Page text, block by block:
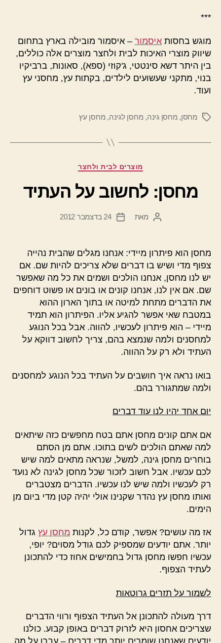
***
מוגש בחסות איסמור – איסמור מובילה בארץ בתחום
שיווק מוצרי האיכות לבית ולחצר מוצרים אלה כוללים,
בין היתר דשא סינטטי, ג'קוזי (ספא), סאונות, ברביקיו
בנוי, מתקני שעשועים לילדים, בקתות עץ, מחסני עץ
ועוד.
תגיותמחסן, מחסן גינה, מחסן לגינה, מחסן עץ
קטגוריות
מוצרים לבית ולחצר
מחסן: לחשוב על העתיד
המחבר
מאת
תאריך
24 בדצמבר 2012
מחסן הוא פיתרון מיידי: אנחנו מגלים שהבית נהייה
צפוף מדי ושיש בו דברים שלא צריכים להיות שם. אם
יש לנו מחסן, אנחנו הולכים ושמים את כל מה שאפשר
שם. אם אין לנו, אנחנו קונים או בונים או פשוט דוחפים
את הדברים מתחת למיטה או בתוך הארון ההוא
במטבח שאי אפשר להגיע אליו. הפיתרון הוא תמיד
מיידי – הוא פיתרון לעכשיו, להווה. אבל בכל הנוגע
למחסנים ולמה שנמצא בהם, צריך לחשוב דווקא על
העתיד ולא רק על ההווה.
בואו נראה איך חושבים על העתיד בכל הנוגע למחסנים
ולמה שמתגורר בהם.
יום אחד יהיו לנו עוד דברים
אם אתם קונים מחסן אתם בטח מחפשים כזה שיתאים
למה שאתם הולכים לשים בתוכו. אתם מן הסתם
בוחרים מחסן גינה, למשל, שנראה מתאים למה שיש
לכם עכשיו. אבל חשוב לזכור שכל מחסן לגינה לא נועד
רק לעכשיו ולמה שיש לנו עכשיו. הדברים מצטברים
ואותו מחסן עץ נהדר שקנינו אולי יהיה קטן מדי ביום מן
הימים.
אז מה עושים? אפשר, קודם כל, לקנות מחסן עץ גדול
יותר. אתם יודעים שמספיק לכם גודל מסוים? יופי,
עכשיו חפשו מחסן גדול בחמישים אחוז כדי להתכונן
לעתיד הצפוף.
לשמור על תזרים גרוטאות
דרך מעולה להתכונן אל העתיד הצפוף ורווי הדברים
שצריכים אחסון היא לזרוק דברים באופן קבוע. כולנו
יודעים שאנחנו שומרים יותר מדי דברים – עברו על מה